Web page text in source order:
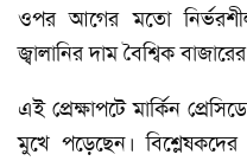
ওপর আগের মতো
জ্বালানির দাম বৈশ্বিক
এই প্রেক্ষাপটে মার্কিন
মুখে পড়েছেন।